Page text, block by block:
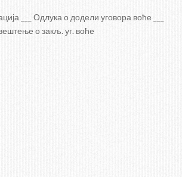
___ Одлука о додели уговора воће ___
о закљ. уг. воће